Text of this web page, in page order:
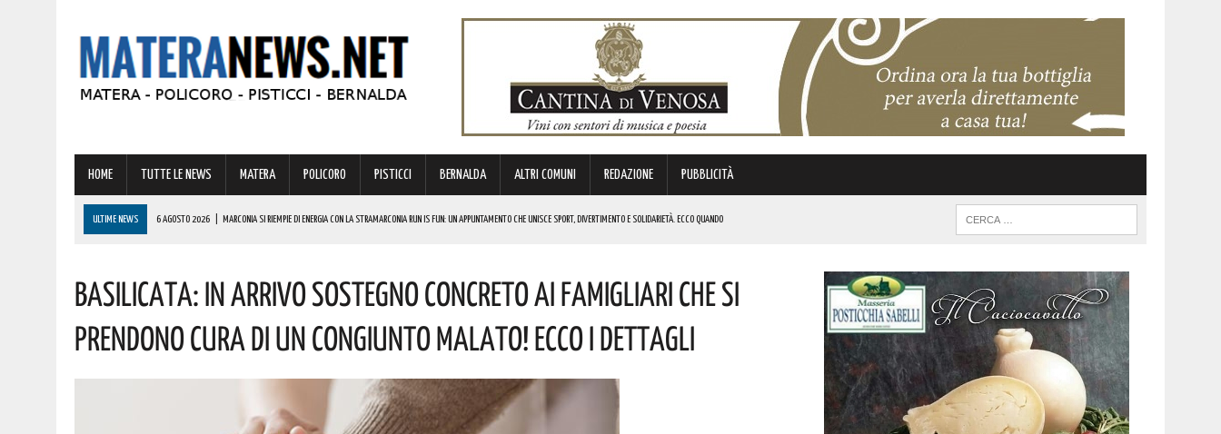
HOME TUTTE LE NEWS MATERA POLICORO PISTICCI BERNALDA ALTRI COMUNI REDAZIONE PUBBLICITÀ
ULTIME NEWS 6 AGOSTO 2026 MARCONIA SI RIEMPIE DI ENERGIA CON LA STRAMARCONIA RUN IS FUN: UN APPUNTAMENTO CHE UNISCE SPORT, DIVERTIMENTO E SOLIDARIETÀ. ECCO QUANDO
6 AGOSTO 2026 | VALSINNI CELEBRA LA POETESSA ISABELLA MORRA CON DUE SPETTACOLI TEATRALI! ECCO LE DATE
6 AGOSTO 2026 A FERRANDINA NUOVE ROTONDE E SPARTITRAFFICO PER MIGLIORARE IL DECORO URBANO E LA SICUREZZA. QUESTI GLI INTERVENTI IN CORSO
Basilicata: In Arrivo Sostegno Concreto Ai Famigliari Che Si
Prendono Cura Di Un Congiunto Malato! Ecco I Dettagli